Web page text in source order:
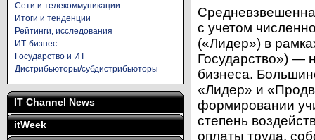
Сети и телекоммуникации
Итоги и тенденции
Рейтинги, исследования
ИТ-бизнес
Государство и ИТ
Дистрибьюторы/субдистрибьюторы
IT Channel News
itWeek
с учетом
(«Лидер») в
Государство») —
бизнеса.
«Лидер» и
формировании
степень
оплаты труда,